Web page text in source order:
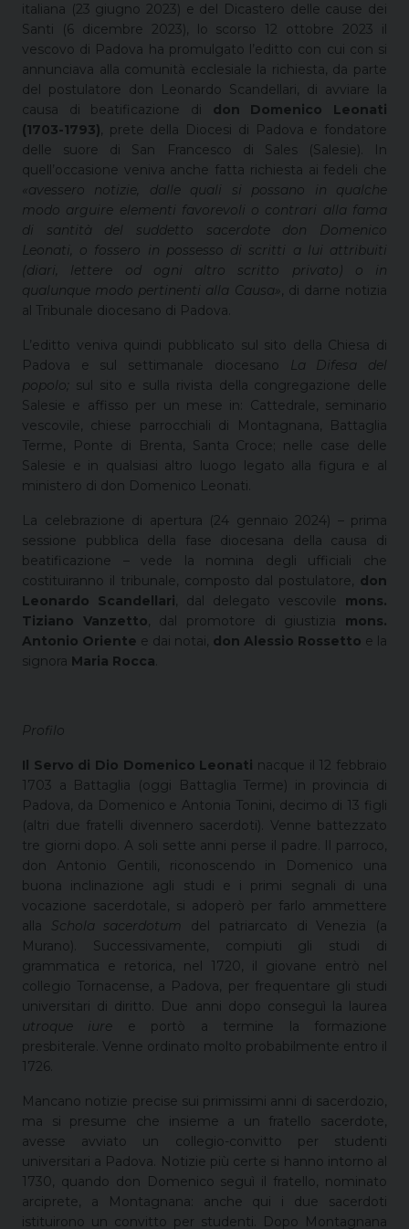
italiana (23 giugno 2023) e del Dicastero delle cause dei
Santi (6 dicembre 2023), lo scorso 12 ottobre 2023 il
vescovo di Padova ha promulgato l’editto con cui con si
annunciava alla comunità ecclesiale la richiesta, da parte
del postulatore don Leonardo Scandellari, di avviare la
causa di beatificazione di don Domenico Leonati
(1703-1793), prete della Diocesi di Padova e fondatore
delle suore di San Francesco di Sales (Salesie). In
quell’occasione veniva anche fatta richiesta ai fedeli che
«avessero notizie, dalle quali si possano in qualche
modo arguire elementi favorevoli o contrari alla fama
di santità del suddetto sacerdote don Domenico
Leonati, o fossero in possesso di scritti a lui attribuiti
(diari, lettere od ogni altro scritto privato) o in
qualunque modo pertinenti alla Causa» , di darne notizia
al Tribunale diocesano di Padova.
L’editto veniva quindi pubblicato sul sito della Chiesa di
Padova e sul settimanale diocesano La Difesa del
popolo; sul sito e sulla rivista della congregazione delle
Salesie e affisso per un mese in: Cattedrale, seminario
vescovile, chiese parrocchiali di Montagnana, Battaglia
Terme, Ponte di Brenta, Santa Croce; nelle case delle
Salesie e in qualsiasi altro luogo legato alla figura e al
ministero di don Domenico Leonati.
La celebrazione di apertura (24 gennaio 2024) – prima
sessione pubblica della fase diocesana della causa di
beatificazione – vede la nomina degli ufficiali che
costituiranno il tribunale, composto dal postulatore, don
Leonardo Scandellari, dal delegato vescovile mons.
Tiziano Vanzetto, dal promotore di giustizia mons.
Antonio Oriente e dai notai, don Alessio Rossetto e la
signora Maria Rocca
Profilo
Il Servo di Dio Domenico Leonati nacque il 12 febbraio
1703 a Battaglia (oggi Battaglia Terme) in provincia di
Padova, da Domenico e Antonia Tonini, decimo di 13 figli
(altri due fratelli divennero sacerdoti). Venne battezzato
tre giorni dopo. A soli sette anni perse il padre. Il parroco,
don Antonio Gentili, riconoscendo in Domenico una
buona inclinazione agli studi e i primi segnali di una
vocazione sacerdotale, si adoperò per farlo ammettere
alla
Schola sacerdotum del patriarcato di Venezia (a
Murano). Successivamente, compiuti gli studi di
grammatica e retorica, nel 1720, il giovane entrò nel
collegio Tornacense, a Padova, per frequentare gli studi
universitari di diritto. Due anni dopo conseguì la laurea
utroque iure e portò a termine la formazione
presbiterale. Venne ordinato molto probabilmente entro il
1726.
Mancano notizie precise sui primissimi anni di sacerdozio,
ma si presume che insieme a un fratello sacerdote,
avesse avviato un collegio-convitto per studenti
universitari a Padova. Notizie più certe si hanno intorno al
1730, quando don Domenico seguì il fratello, nominato
arciprete, a Montagnana: anche qui i due sacerdoti
istituirono un convitto per studenti. Dopo Montagnana